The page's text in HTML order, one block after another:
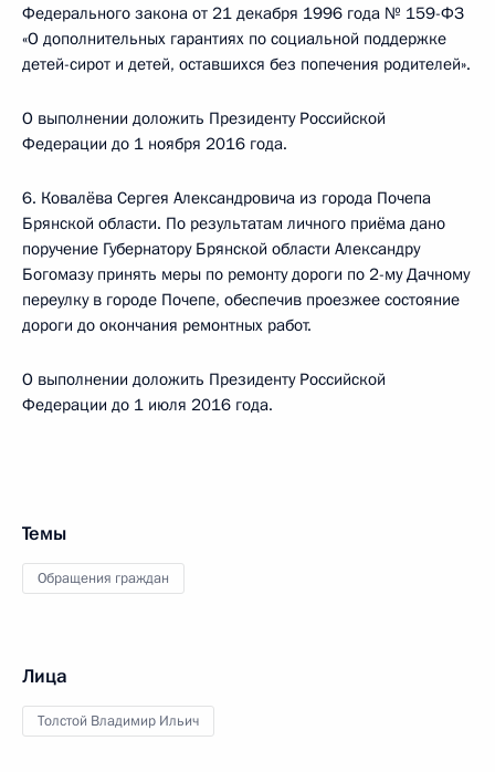
Федерального закона от 21 декабря 1996 года № 159-ФЗ
«О дополнительных гарантиях по социальной поддержке
детей-сирот и детей, оставшихся без попечения родителей».
О выполнении доложить Президенту Российской
Федерации до 1 ноября 2016 года.
6. Ковалёва Сергея Александровича из города Почепа
Брянской области. По результатам личного приёма дано
поручение Губернатору Брянской области Александру
Богомазу принять меры по ремонту дороги по 2-му Дачному
переулку в городе Почепе, обеспечив проезжее состояние
дороги до окончания ремонтных работ.
О выполнении доложить Президенту Российской
Федерации до 1 июля 2016 года.
Темы
Обращения граждан
Лица
Толстой Владимир Ильич